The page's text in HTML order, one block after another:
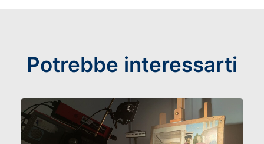
Potrebbe interessarti